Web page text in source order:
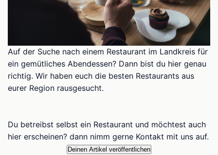
Auf der Suche nach einem Restaurant im Landkreis für
ein gemütliches Abendessen? Dann bist du hier genau
richtig. Wir haben euch die besten Restaurants aus
eurer Region rausgesucht.
Du betreibst selbst ein Restaurant und möchtest auch
hier erscheinen? dann nimm gerne Kontakt mit uns auf.
Deinen Artikel veröffentlichen